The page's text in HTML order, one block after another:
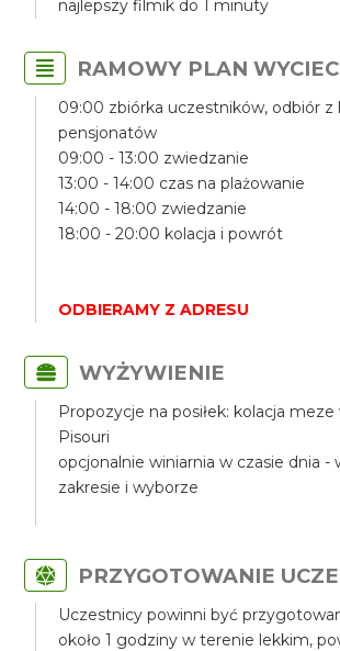
najlepszy filmik do 1 minuty
RAMOWY PLAN
09:00 zbiórka uczestników, odbiór z
pensjonatów
09:00 - 13:00 zwiedzanie
13:00 - 14:00 czas na plażowanie
14:00 - 18:00 zwiedzanie
18:00 - 20:00 kolacja i powrót
ODBIERAMY Z ADRESU
WYŻYWIENIE
Propozycje na posiłek: kolacja
Pisouri
opcjonalnie winiarnia w czasie dnia -
zakresie i wyborze
PRZYGOTOWANIE
Uczestnicy powinni być
około 1 godziny w terenie lekkim,